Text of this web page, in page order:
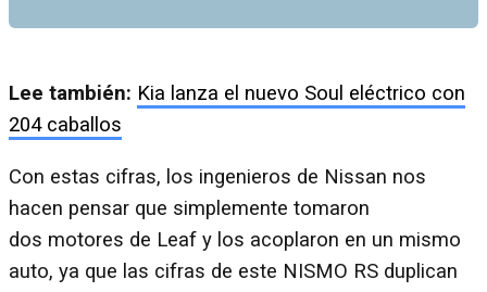
Lee también: Kia lanza el nuevo Soul eléctrico con
204 caballos
Con estas cifras, los ingenieros de Nissan nos
hacen pensar que simplemente tomaron
dos motores de Leaf y los acoplaron en un mismo
auto, ya que las cifras de este NISMO RS duplican